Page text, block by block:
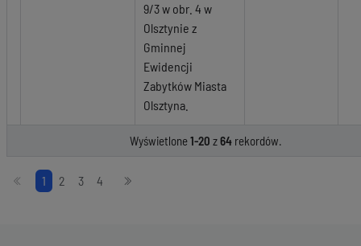
9/3 w obr. 4 w
Olsztynie z
Gminnej
Ewidencji
Zabytków Miasta
Olsztyna.
Wyświetlone1-20 z64rekordów.
Stronicowanie
1 2 3 4